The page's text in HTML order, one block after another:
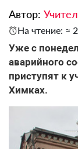
Автор:
На чтение: ≈
Уже с
аварийного
приступят к
Химках.